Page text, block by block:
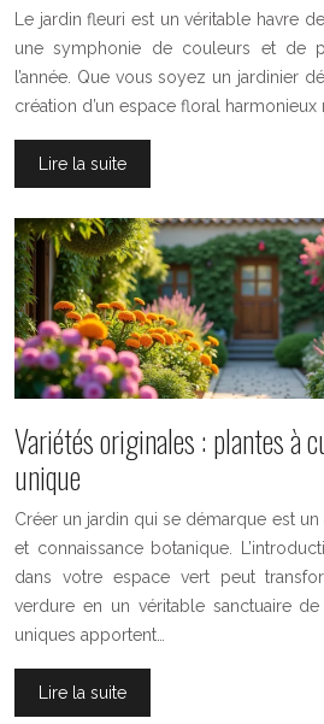
Le jardin fleuri est un véritable havre
une symphonie de couleurs et de
l’année. Que vous soyez un jardinier
création d’un espace floral harmonieux
Lire la suite
Variétés originales : plantes à
unique
Créer un jardin qui se démarque est
et connaissance botanique.
dans votre espace vert peut
verdure en un véritable sanctuaire
uniques apportent…
Lire la suite